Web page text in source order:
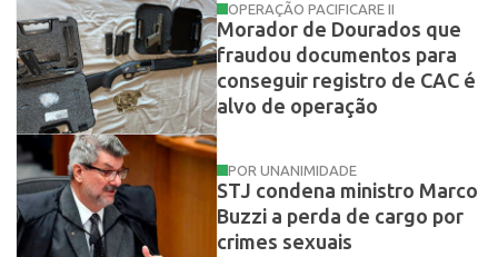
OPERAÇÃO PACIFICARE II
Morador de Dourados que
fraudou documentos para
conseguir registro de CAC é
alvo de operação
POR UNANIMIDADE
STJ condena ministro Marco
Buzzi a perda de cargo por
crimes sexuais